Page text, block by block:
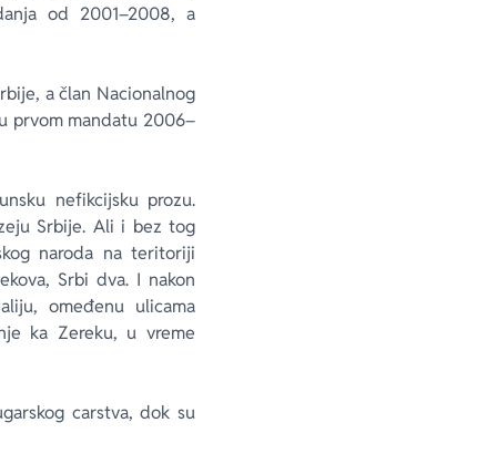
od 2001–2008, a
a član Nacionalnog
prvom mandatu 2006–
nefikcijsku prozu.
Srbije. Ali i bez tog
naroda na teritoriji
Srbi dva. I nakon
omeđenu ulicama
ka Zereku, u vreme
carstva, dok su